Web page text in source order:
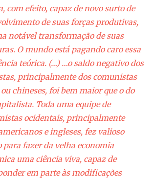
com efeito, capaz de novo surto de
de suas forças produtivas,
notável transformação de suas
O mundo está pagando caro essa
teórica. (…) …o saldo negativo dos
principalmente dos comunistas
chineses, foi bem maior que o do
Toda uma equipe de
ocidentais, principalmente
e ingleses, fez valioso
para fazer da velha economia
uma ciência viva, capaz de
em parte às modificações